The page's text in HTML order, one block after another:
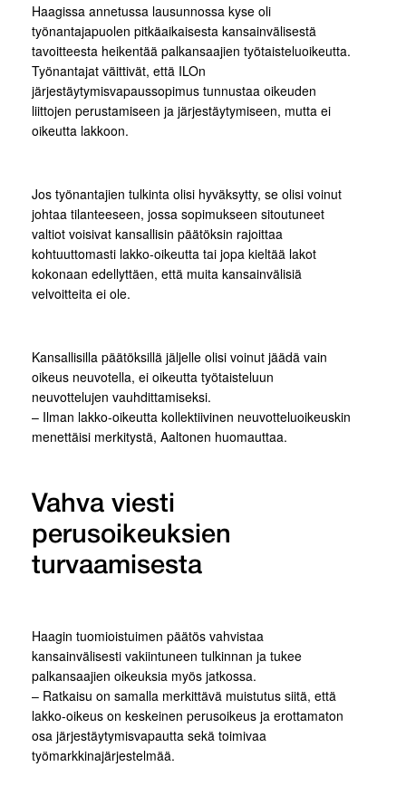
Haagissa annetussa lausunnossa kyse oli
työnantajapuolen pitkäaikaisesta kansainvälisestä
tavoitteesta heikentää palkansaajien työtaisteluoikeutta.
Työnantajat väittivät, että ILOn
järjestäytymisvapaussopimus tunnustaa oikeuden
liittojen perustamiseen ja järjestäytymiseen, mutta ei
oikeutta lakkoon.
Jos työnantajien tulkinta olisi hyväksytty, se olisi voinut
johtaa tilanteeseen, jossa sopimukseen sitoutuneet
valtiot voisivat kansallisin päätöksin rajoittaa
kohtuuttomasti lakko-oikeutta tai jopa kieltää lakot
kokonaan edellyttäen, että muita kansainvälisiä
velvoitteita ei ole.
Kansallisilla päätöksillä jäljelle olisi voinut jäädä vain
oikeus neuvotella, ei oikeutta työtaisteluun
neuvottelujen vauhdittamiseksi.
– Ilman lakko-oikeutta kollektiivinen neuvotteluoikeuskin
menettäisi merkitystä, Aaltonen huomauttaa.
Vahva viesti
perusoikeuksien
turvaamisesta
Haagin tuomioistuimen päätös vahvistaa
kansainvälisesti vakiintuneen tulkinnan ja tukee
palkansaajien oikeuksia myös jatkossa.
– Ratkaisu on samalla merkittävä muistutus siitä, että
lakko-oikeus on keskeinen perusoikeus ja erottamaton
osa järjestäytymisvapautta sekä toimivaa
työmarkkinajärjestelmää.